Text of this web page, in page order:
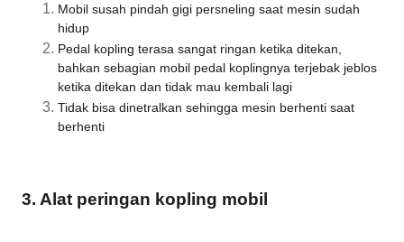
Mobil susah pindah gigi persneling saat mesin sudah
hidup
Pedal kopling terasa sangat ringan ketika ditekan,
bahkan sebagian mobil pedal koplingnya terjebak jeblos
ketika ditekan dan tidak mau kembali lagi
Tidak bisa dinetralkan sehingga mesin berhenti saat
berhenti
3. Alat peringan kopling mobil